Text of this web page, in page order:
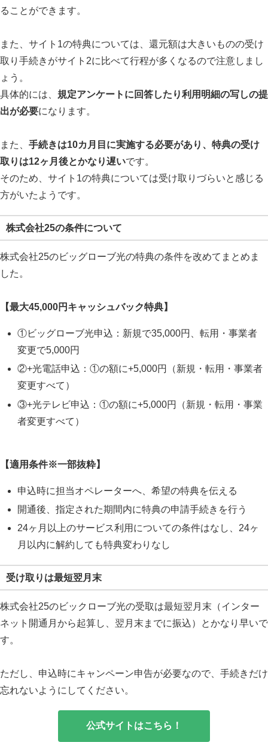
ることができます。
また、サイト1の特典については、還元額は大きいものの受け
取り手続きがサイト2に比べて行程が多くなるので注意しまし
ょう。
具体的には、 規定アンケートに回答したり利用明細の写しの提
出が必要になります。
また、 手続きは10カ月目に実施する必要があり、特典の受け
取りは12ヶ月後とかなり遅いです。
そのため、サイト1の特典については受け取りづらいと感じる
方がいたようです。
株式会社25の条件について
株式会社25のビッグローブ光の特典の条件を改めてまとめま
した。
【最大45,000円キャッシュバック特典】
①ビッグローブ光申込：新規で35,000円、転用・事業者
変更で5,000円
②+光電話申込：①の額に+5,000円（新規・転用・事業者
変更すべて）
③+光テレビ申込：①の額に+5,000円（新規・転用・事業
者変更すべて）
【適用条件※一部抜粋】
申込時に担当オペレーターへ、希望の特典を伝える
開通後、指定された期間内に特典の申請手続きを行う
24ヶ月以上のサービス利用についての条件はなし、24ヶ
月以内に解約しても特典変わりなし
受け取りは最短翌月末
株式会社25のビックローブ光の受取は最短翌月末（インター
ネット開通月から起算し、翌月末までに振込）とかなり早いで
す。
ただし、申込時にキャンペーン申告が必要なので、手続きだけ
忘れないようにしてください。
公式サイトはこちら！